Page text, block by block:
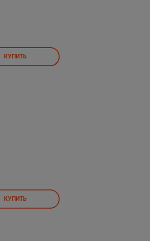
КУПИТЬ
КУПИТЬ